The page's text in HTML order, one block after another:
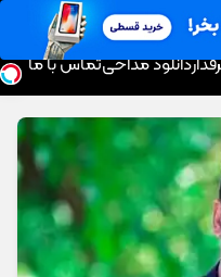
دانلود مداحیتماس با ما